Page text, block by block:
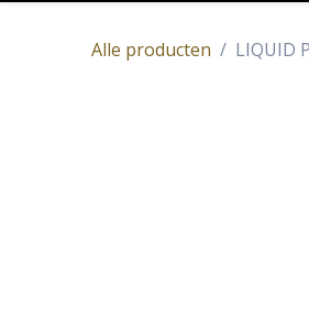
Alle producten LIQUID